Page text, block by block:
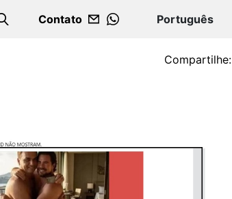
Search
Contato
WHATSAPP
Compartilhe: